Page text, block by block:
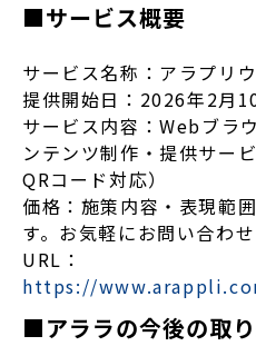
■サービス概要
サービス名称：アラプリ
提供開始日：2026年2月
サービス内容：Webブラ
ンテンツ制作・提供サー
QRコード対応）
価格：施策内容・表現範
す。お気軽にお問い合わせ
URL：
https://
■アララの今後の取